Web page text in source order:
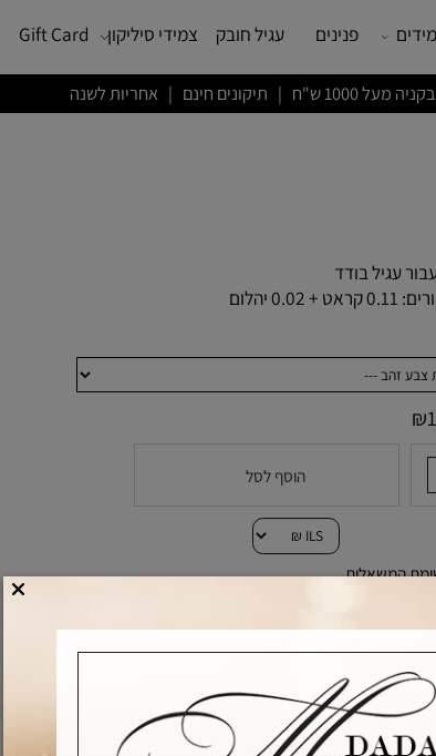
לשנה
פנינים עגיל חובק צמידי סיליקון Gift Card
עגיל בודד